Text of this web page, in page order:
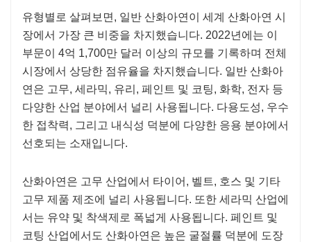
유형별로 살펴보면, 일반 산화아연이 세계 산화아연 시
장에서 가장 큰 비중을 차지했습니다. 2022년에는 이
부문이 4억 1,700만 달러 이상의 규모를 기록하며 전체
시장에서 상당한 점유율을 차지했습니다. 일반 산화아
연은 ​​고무, 세라믹, 유리, 페인트 및 코팅, 화학, 전자 등
다양한 산업 분야에서 널리 사용됩니다. 다용도성, 우수
한 접착력, 그리고 내식성 덕분에 다양한 응용 분야에서
선호되는 소재입니다.
산화아연은 ​​고무 산업에서 타이어, 벨트, 호스 및 기타
고무 제품 제조에 널리 사용됩니다. 또한 세라믹 산업에
서는 유약 및 착색제로 폭넓게 사용됩니다. 페인트 및
코팅 산업에서도 산화아연은 ​​높은 굴절률 덕분에 도장